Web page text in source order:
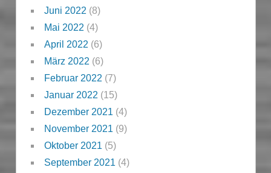
Juni 2022 (8)
Mai 2022 (4)
April 2022 (6)
März 2022 (6)
Februar 2022 (7)
Januar 2022 (15)
Dezember 2021 (4)
November 2021 (9)
Oktober 2021 (5)
September 2021 (4)